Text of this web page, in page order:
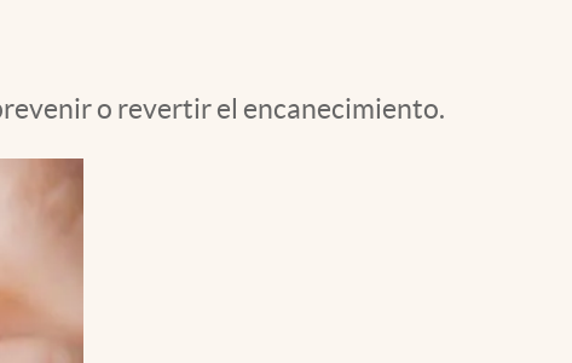
o revertir el encanecimiento.